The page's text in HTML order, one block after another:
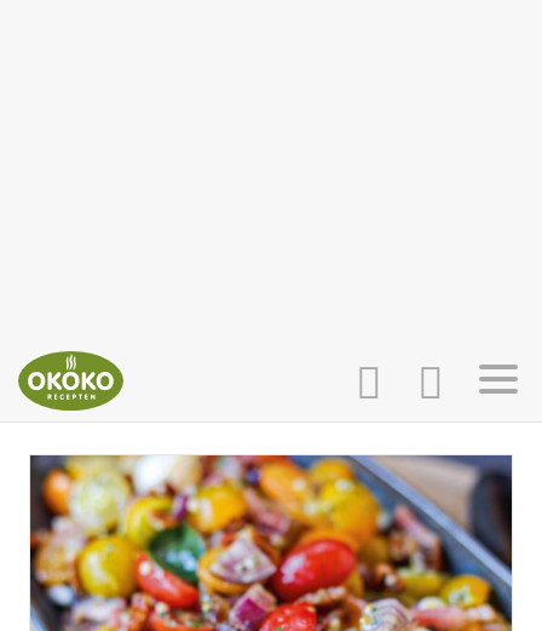
INLOGGEN
AANMELDEN
HOME
RECEPTEN